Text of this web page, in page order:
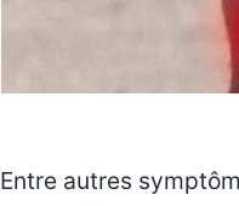
Entre autres